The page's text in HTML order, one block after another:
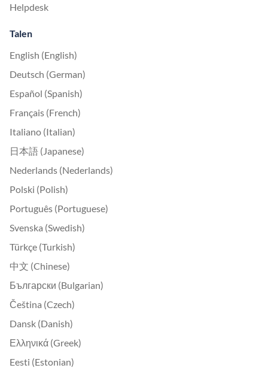
Helpdesk
Talen
English (English)
Deutsch (German)
Español (Spanish)
Français (French)
Italiano (Italian)
日本語 (Japanese)
Nederlands (Nederlands)
Polski (Polish)
Português (Portuguese)
Svenska (Swedish)
Türkçe (Turkish)
中文 (Chinese)
Български (Bulgarian)
Čeština (Czech)
Dansk (Danish)
Ελληνικά (Greek)
Eesti (Estonian)